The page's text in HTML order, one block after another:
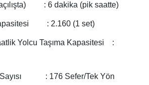
(açılışta) : 6 dakika (pik saatte)
: 2.160 (1 set)
Yolcu Taşıma Kapasitesi :
Sayısı : 176 Sefer/Tek Yön